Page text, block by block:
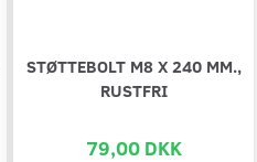
STØTTEBOLT M8 X 240 MM.,
RUSTFRI
79,00 DKK